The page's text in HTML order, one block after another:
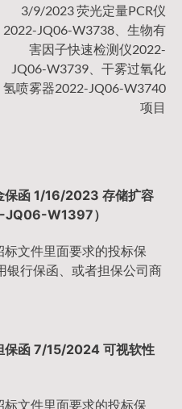
3/9/2023 荧光定量PCR仪
2022-JQ06-W3738、生物有
害因子快速检测仪2022-
JQ06-W3739、干雾过氧化
氢喷雾器2022-JQ06-W3740
项目
保函 1/16/2023 存储扩容
JQ06-W1397）
文件里面要求的投标保
银行保函、或者担保公司商
保函 7/15/2024 可视软性
文件里面要求的投标保